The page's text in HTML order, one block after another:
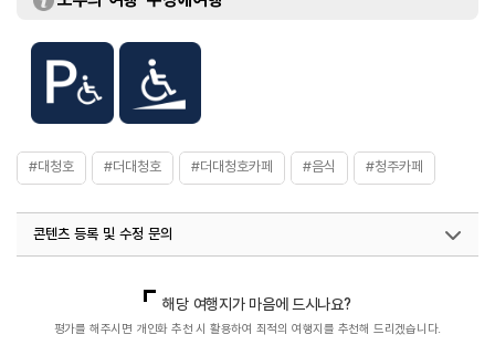
#대청호 #더대청호 #더대청호카페 #음식 #청주카페
콘텐츠 등록 및 수정 문의
열린관광콘텐츠팀(열린관광-모두의여행)
033-738-3425
해당 여행지가 마음에 드시나요?
평가를 해주시면 개인화 추천 시 활용하여 최적의 여행지를 추천해 드리겠습니다.